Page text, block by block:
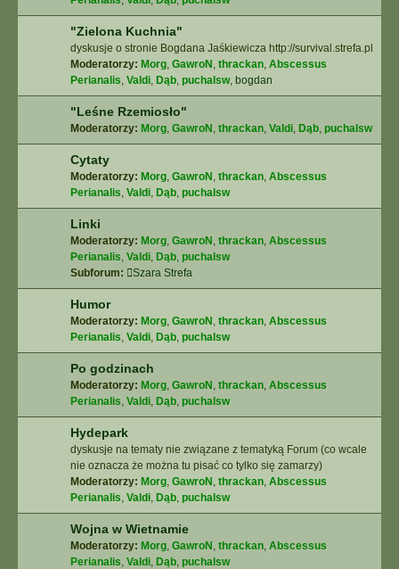
"Zielona Kuchnia"
dyskusje o stronie Bogdana Jaśkiewicza http://survival.strefa.pl
Moderatorzy: Morg, GawroN , thrackan, Abscessus
Perianalis, Valdi, Dąb, puchalsw, bogdan
"Leśne Rzemiosło"
Moderatorzy: Morg, GawroN , thrackan, Valdi, Dąb, puchalsw
Cytaty
Moderatorzy: Morg, GawroN , thrackan, Abscessus
Perianalis, Valdi, Dąb, puchalsw
Linki
Moderatorzy: Morg, GawroN , thrackan, Abscessus
Perianalis, Valdi, Dąb, puchalsw
Subforum:
Szara Strefa
Humor
Moderatorzy: Morg, GawroN , thrackan, Abscessus
Perianalis, Valdi, Dąb, puchalsw
Po godzinach
Moderatorzy: Morg, GawroN , thrackan, Abscessus
Perianalis, Valdi, Dąb, puchalsw
Hydepark
dyskusje na tematy nie związane z tematyką Forum (co wcale
nie oznacza że można tu pisać co tylko się zamarzy)
Moderatorzy: Morg, GawroN , thrackan, Abscessus
Perianalis, Valdi, Dąb, puchalsw
Wojna w Wietnamie
Moderatorzy: Morg, GawroN , thrackan, Abscessus
Perianalis, Valdi, Dąb, puchalsw